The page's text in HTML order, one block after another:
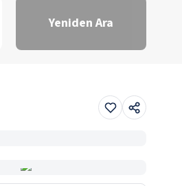
Yeniden Ara